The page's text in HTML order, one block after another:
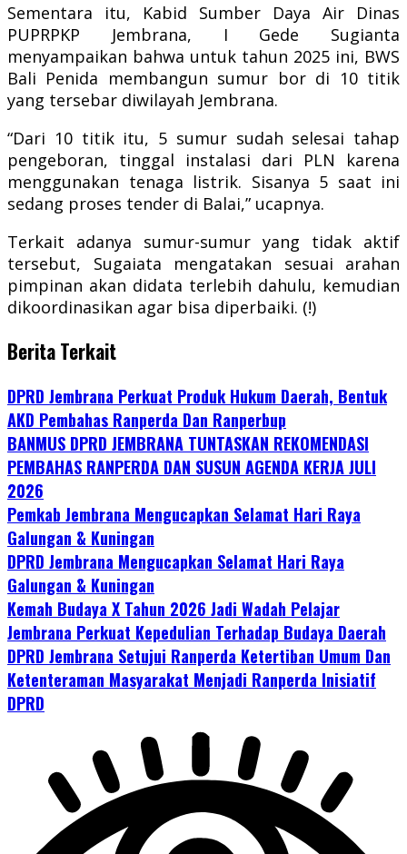
Sementara itu, Kabid Sumber Daya Air Dinas
PUPRPKP Jembrana, I Gede Sugianta
menyampaikan bahwa untuk tahun 2025 ini, BWS
Bali Penida membangun sumur bor di 10 titik
yang tersebar diwilayah Jembrana.
“Dari 10 titik itu, 5 sumur sudah selesai tahap
pengeboran, tinggal instalasi dari PLN karena
menggunakan tenaga listrik. Sisanya 5 saat ini
sedang proses tender di Balai,” ucapnya.
Terkait adanya sumur-sumur yang tidak aktif
tersebut, Sugaiata mengatakan sesuai arahan
pimpinan akan didata terlebih dahulu, kemudian
dikoordinasikan agar bisa diperbaiki. (!)
Berita Terkait
DPRD Jembrana Perkuat Produk Hukum Daerah, Bentuk
AKD Pembahas Ranperda Dan Ranperbup
BANMUS DPRD JEMBRANA TUNTASKAN REKOMENDASI
PEMBAHAS RANPERDA DAN SUSUN AGENDA KERJA JULI
2026
Pemkab Jembrana Mengucapkan Selamat Hari Raya
Galungan & Kuningan
DPRD Jembrana Mengucapkan Selamat Hari Raya
Galungan & Kuningan
Kemah Budaya X Tahun 2026 Jadi Wadah Pelajar
Jembrana Perkuat Kepedulian Terhadap Budaya Daerah
DPRD Jembrana Setujui Ranperda Ketertiban Umum Dan
Ketenteraman Masyarakat Menjadi Ranperda Inisiatif
DPRD